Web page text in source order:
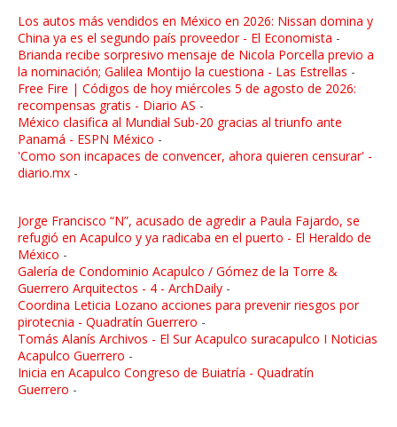
Los autos más vendidos en México en 2026: Nissan domina y
China ya es el segundo país proveedor - El Economista -
Brianda recibe sorpresivo mensaje de Nicola Porcella previo a
la nominación; Galilea Montijo la cuestiona - Las Estrellas -
Free Fire | Códigos de hoy miércoles 5 de agosto de 2026:
recompensas gratis - Diario AS -
México clasifica al Mundial Sub-20 gracias al triunfo ante
Panamá - ESPN México -
'Como son incapaces de convencer, ahora quieren censurar' -
diario.mx -
Jorge Francisco “N”, acusado de agredir a Paula Fajardo, se
refugió en Acapulco y ya radicaba en el puerto - El Heraldo de
México -
Galería de Condominio Acapulco / Gómez de la Torre &
Guerrero Arquitectos - 4 - ArchDaily -
Coordina Leticia Lozano acciones para prevenir riesgos por
pirotecnia - Quadratín Guerrero -
Tomás Alanís Archivos - El Sur Acapulco suracapulco I Noticias
Acapulco Guerrero -
Inicia en Acapulco Congreso de Buiatría - Quadratín
Guerrero -